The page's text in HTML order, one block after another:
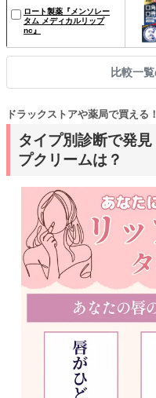
ロート製薬『メンソレー
タム メディカルリップ
nc』
比較一
タイプ別診断で発
プクリームは？
ドラックストアや薬局で買える！